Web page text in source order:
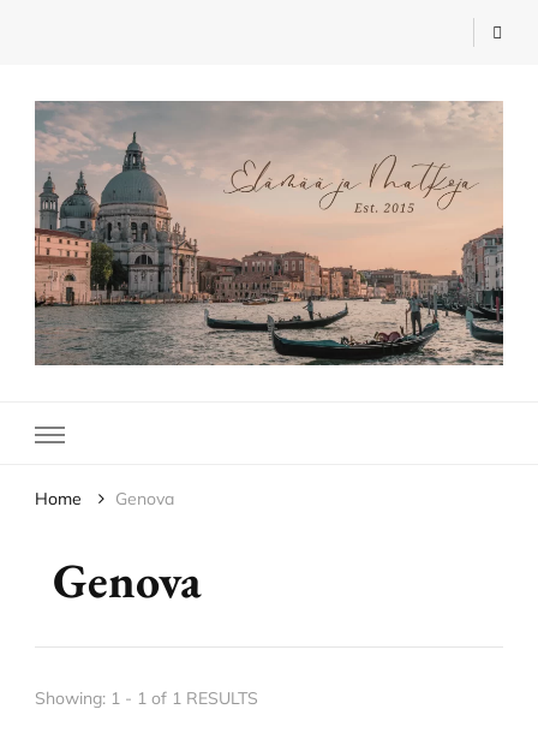
Elämää ja Matkoja
Home Genova
Genova
Showing: 1 - 1 of 1 RESULTS